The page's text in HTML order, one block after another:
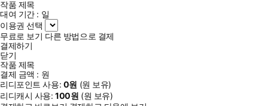
작품 제목
대여 기간 : 일
이용권 선택
무료로 보기 다른 방법으로 결제
결제하기
닫기
작품 제목
결제 금액 : 원
리디포인트 사용: 0원 (원 보유)
리디캐시 사용:100원 (원 보유)